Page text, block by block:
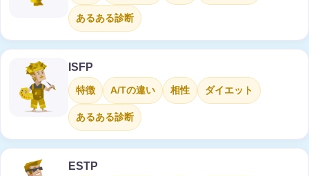
あるある診断
ISFP
特徴 A/Tの違い 相性 ダイエット
あるある診断
ESTP